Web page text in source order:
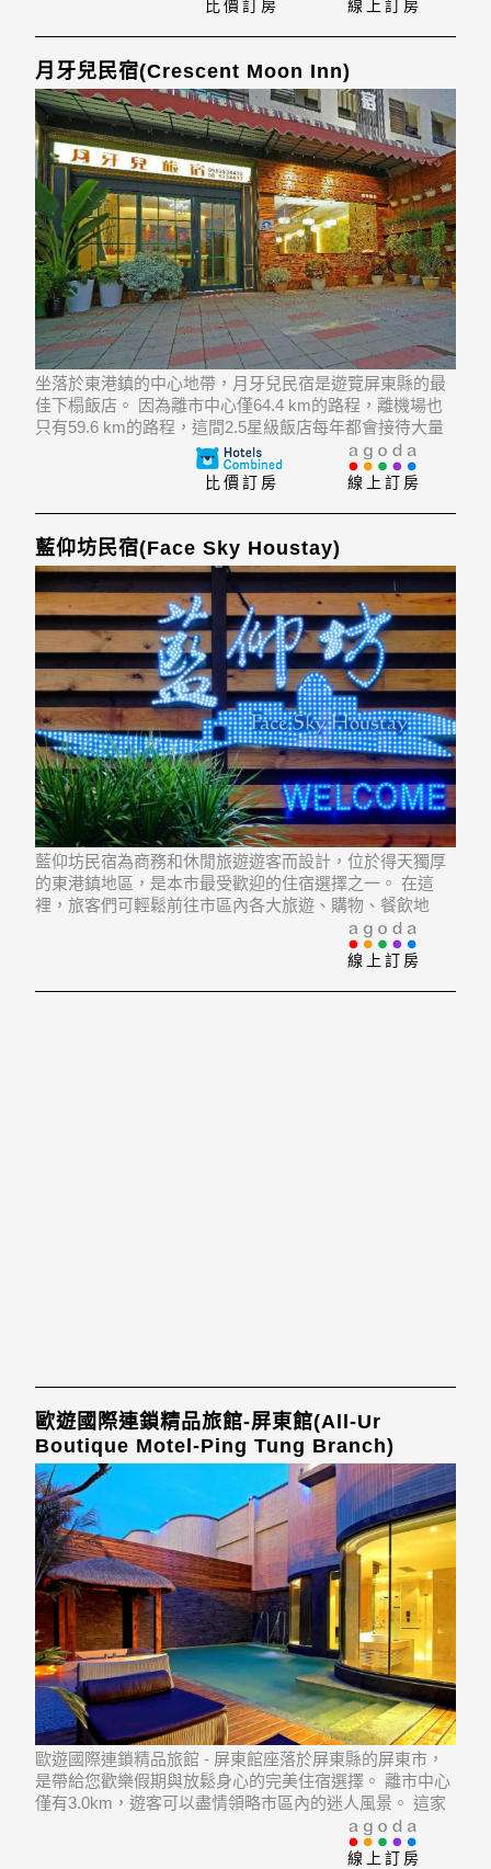
線上訂房
比價訂房
月牙兒民宿(Crescent Moon Inn)
坐落於東港鎮的中心地帶，月牙兒民宿是遊覽屏東縣的最
佳下榻飯店。 因為離市中心僅64.4 km的路程，離機場也
只有59.6 km的路程，這間2.5星級飯店每年都會接待大量
的旅客。 飯店位置優越讓遊人前往市區內的熱門景點變得
線上訂房
比價訂房
藍仰坊民宿(Face Sky Houstay)
藍仰坊民宿為商務和休閒旅遊遊客而設計，位於得天獨厚
的東港鎮地區，是本市最受歡迎的住宿選擇之一。 在這
裡，旅客們可輕鬆前往市區內各大旅遊、購物、餐飲地
點。 飯店位置優越讓遊人前往市區內的熱門景點變得方便
線上訂房
歐遊國際連鎖精品旅館-屏東館(All-Ur
Boutique Motel-Ping Tung Branch)
歐遊國際連鎖精品旅館 - 屏東館座落於屏東縣的屏東市，
是帶給您歡樂假期與放鬆身心的完美住宿選擇。 離市中心
僅有3.0km，遊客可以盡情領略市區內的迷人風景。 這家
現代化飯店比鄰Xianzhuandao Seafood Cultural Center,
線上訂房